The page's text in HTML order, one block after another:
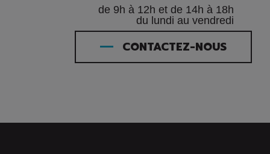
de 9h à 12h et de 14h à 18h
du lundi au vendredi
CONTACTEZ-NOUS